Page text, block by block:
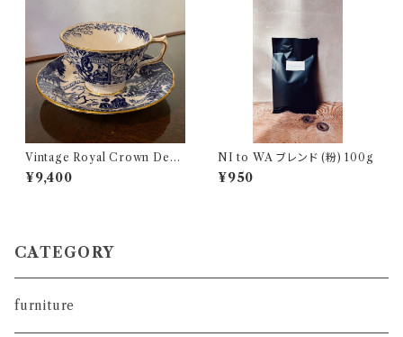
Vintage Royal Crown Derb
y | Blue and White Mikado |
カップ＆ソーサ―
¥9,400
NI to WA ブレンド (粉) 100g
¥950
CATEGORY
furniture